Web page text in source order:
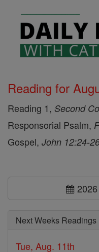
Reading for
Reading 1, Second
Responsorial Psalm,
Gospel, John 12:24-
Next Weeks Readings
Tue, Aug. 11th